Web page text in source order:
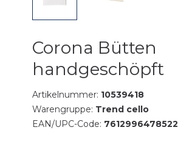
Corona Bütten
handgeschöpft
Artikelnummer: 10539418
Warengruppe: Trend cello
EAN/UPC-Code: 7612996478522